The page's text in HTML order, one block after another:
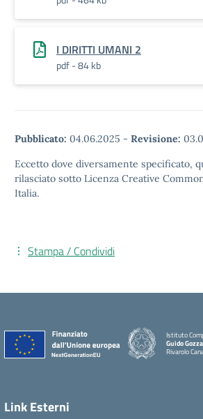
I DIRITTI UMANI 2
pdf - 84 kb
Pubblicato: 04.06.2025 - Revisione:
Eccetto dove diversamente specificato,
rilasciato sotto Licenza Creative
Italia.
Stampa / Condividi
Istituto
Guido
Rivarolo
Link Esterni